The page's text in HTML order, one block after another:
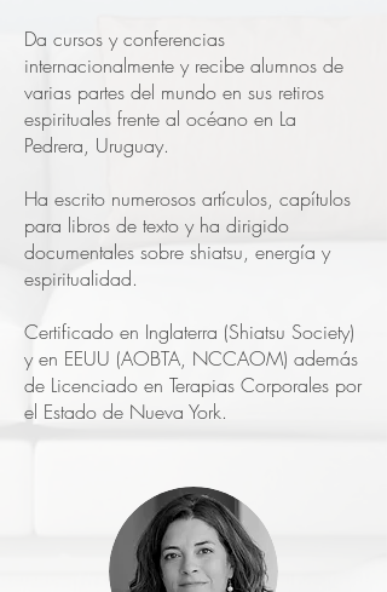
Da cursos y conferencias
internacionalmente y recibe alumnos de
varias partes del mundo en sus retiros
espirituales frente al océano en La
Pedrera, Uruguay.
Ha escrito numerosos artículos, capítulos
para libros de texto y ha dirigido
documentales sobre shiatsu, energía y
espiritualidad.
Certificado en Inglaterra (Shiatsu Society)
y en EEUU (AOBTA, NCCAOM) además
de Licenciado en Terapias Corporales por
el Estado de Nueva York.